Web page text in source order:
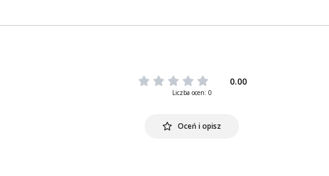
0.00
Liczba ocen: 0
Oceń i opisz